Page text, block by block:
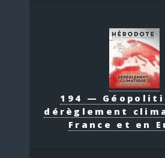
194 —
dérèglement
France et en